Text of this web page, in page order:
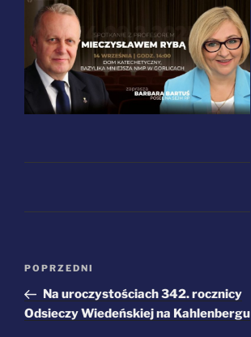
Nawigacja
Poprzedni
wpis
POPRZEDNI
Na uroczystościach 342. rocznicy
Odsieczy Wiedeńskiej na Kahlenbergu